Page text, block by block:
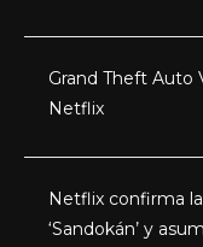
Grand Theft Auto
Netflix
Netflix confirma
‘Sandokán’ y